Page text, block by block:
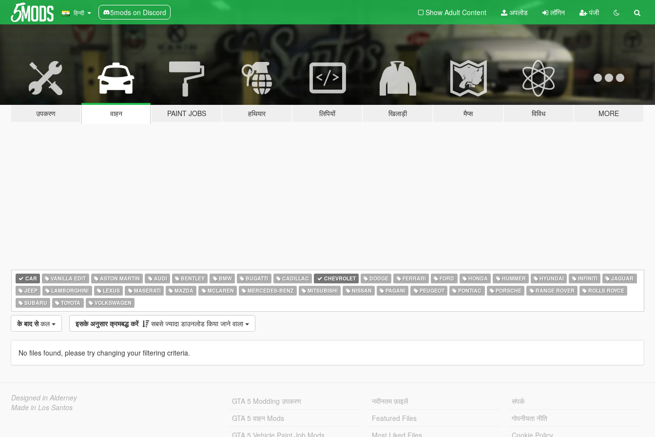
हिन्दी 5mods on Discord Show Adult Content अपलोड लॉगिन पंजी
उपकरण वाहन PAINT JOBS हथियार लिपियों खिलाड़ी मैप्स विविध MORE
CAR VANILLA EDIT ASTON MARTIN AUDI BENTLEY BMW BUGATTI CADILLAC CHEVROLET DODGE FERRARI FORD HONDA HUMMER HYUNDAI INFINITI
JAGUAR
JEEP
LAMBORGHINI LEXUS MASERATI MAZDA MCLAREN MERCEDES-BENZ MITSUBISHI NISSAN PAGANI PEUGEOT PONTIAC PORSCHE RANGE ROVER
ROLLS ROYCE
SUBARU
TOYOTA VOLKSWAGEN
के बाद से कल इसके अनुसार क्रमबद्ध करें सबसे ज्यादा डाउनलोड किया जाने वाला
No files found, please try changing your filtering criteria.
Designed in Alderney
Made in Los Santos
GTA 5 Modding उपकरण
GTA 5 वाहन Mods
GTA 5 Vehicle Paint Job Mods
नवीनतम फ़ाइलें
Featured Files
Most Liked Files
संपर्क
गोपनीयता नीति
Cookie Policy